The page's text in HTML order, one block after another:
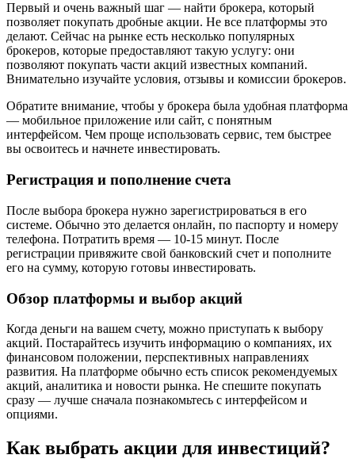
Первый и очень важный шаг — найти брокера, который
позволяет покупать дробные акции. Не все платформы это
делают. Сейчас на рынке есть несколько популярных
брокеров, которые предоставляют такую услугу: они
позволяют покупать части акций известных компаний.
Внимательно изучайте условия, отзывы и комиссии брокеров.
Обратите внимание, чтобы у брокера была удобная платформа
— мобильное приложение или сайт, с понятным
интерфейсом. Чем проще использовать сервис, тем быстрее
вы освоитесь и начнете инвестировать.
Регистрация и пополнение счета
После выбора брокера нужно зарегистрироваться в его
системе. Обычно это делается онлайн, по паспорту и номеру
телефона. Потратить время — 10-15 минут. После
регистрации привяжите свой банковский счет и пополните
его на сумму, которую готовы инвестировать.
Обзор платформы и выбор акций
Когда деньги на вашем счету, можно приступать к выбору
акций. Постарайтесь изучить информацию о компаниях, их
финансовом положении, перспективных направлениях
развития. На платформе обычно есть список рекомендуемых
акций, аналитика и новости рынка. Не спешите покупать
сразу — лучше сначала познакомьтесь с интерфейсом и
опциями.
Как выбрать акции для инвестиций?